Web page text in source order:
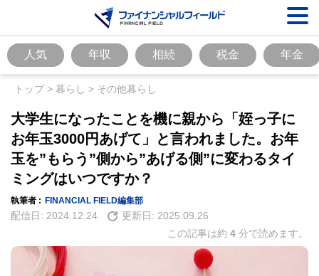
人気 年収 相続 税金 年金
トップ> 暮らし > その他暮らし
大学生になったことを機に親から「姪っ子に
お年玉3000円あげて」と言われました。お年
玉を”もらう”側から”あげる側”に変わるタイ
ミングはいつですか？
執筆者 : FINANCIAL FIELD編集部
配信日: 2024.12.24 更新日: 2025.09.26
この記事は約 4 分で読めます。